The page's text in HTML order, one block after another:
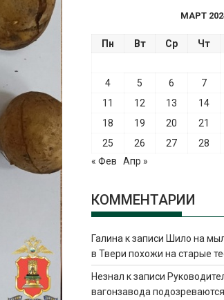
МАРТ
Пн Вт Ср Чт
4
5 6 7
11
12 13 14
18
19 20 21
25
26 27 28
« Фев
Апр »
КОММЕНТАРИИ
Галина к записи Шило на
в Твери похожи на старые
Незнал к записи
вагонзавода